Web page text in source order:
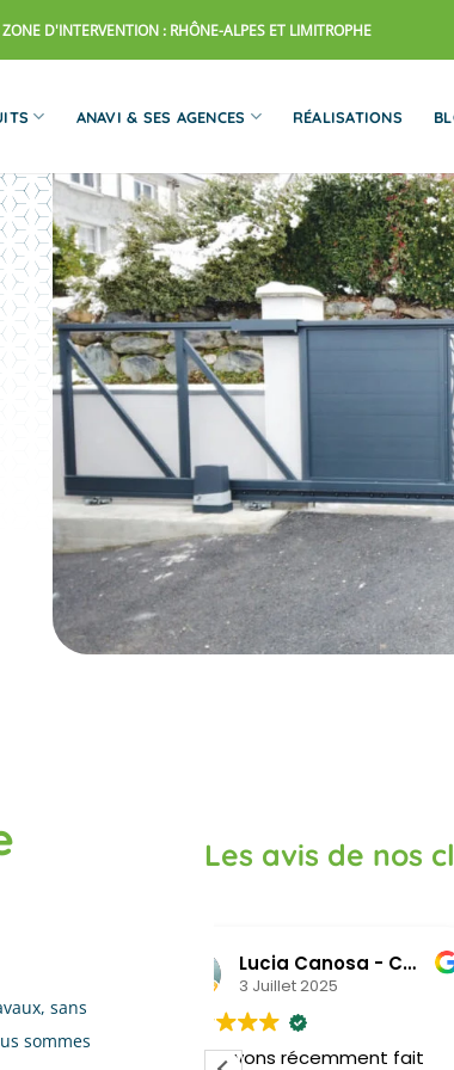
ZONE D'INTERVENTION : RHÔNE-ALPES ET LIMITROPHE
ANAVI & SES AGENCES RÉALISATIONS
sans
sommes
Les avis de nos
CLEMENCE
25 Mars 2025
Nous avons fait appel à